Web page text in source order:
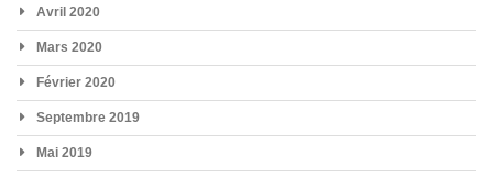
Avril 2020
Mars 2020
Février 2020
Septembre 2019
Mai 2019